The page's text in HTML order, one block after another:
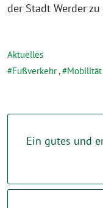
der Stadt Werder
Aktuelles
Fußverkehr, Mobilität
Ein gutes und